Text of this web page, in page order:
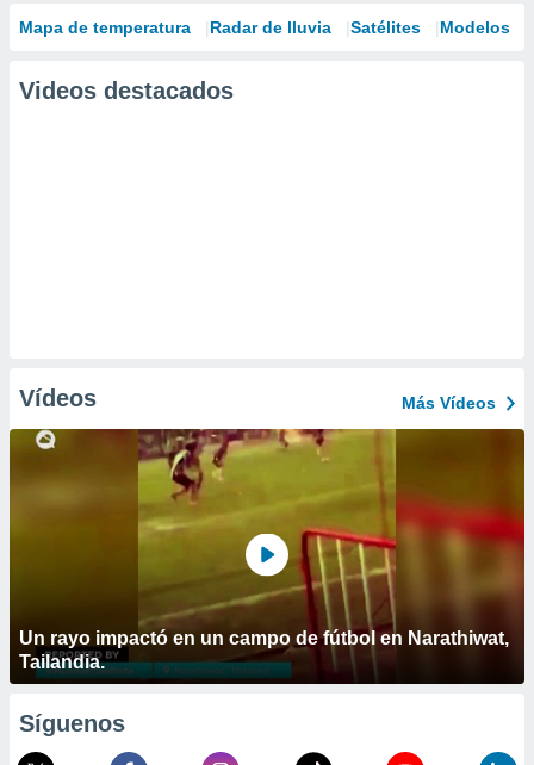
Mapa de temperatura Radar de lluvia Satélites Modelos
Videos destacados
Vídeos Más Vídeos
Un rayo impactó en un campo de fútbol en Narathiwat,
Tailandia.
Síguenos